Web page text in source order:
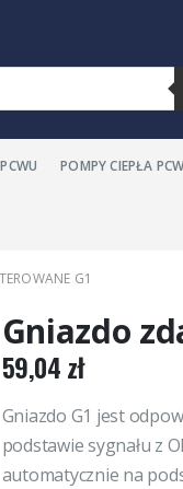
POMPY CIEPŁA
G1
Gniazdo
59,04zł
Gniazdo G1 jest
podstawie sygnału z
automatycznie na